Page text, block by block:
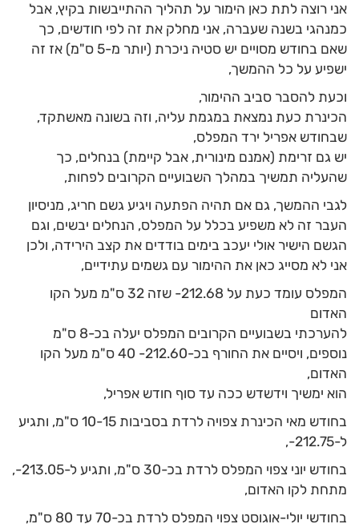
אני רוצה לתת כאן הימור על תהליך ההתייבשות בקיץ, אבל
כמנהגי בשנה שעברה, אני מחלק את זה לפי חודשים, כך
שאם בחודש מסויים יש סטיה ניכרת (יותר מ-5 ס"מ) אז זה
ישפיע על כל ההמשך,
וכעת להסבר סביב ההימור,
הכינרת כעת נמצאת במגמת עליה, וזה בשונה מאשתקד,
שבחודש אפריל ירד המפלס,
יש גם זרימת (אמנם מינורית, אבל קיימת) בנחלים, כך
שהעליה תמשיך במהלך השבועיים הקרובים לפחות,
לגבי ההמשך, גם אם תהיה הפתעה ויגיע גשם חריג, מניסיון
העבר זה לא משפיע בכלל על המפלס, הנחלים יבשים, וגם
הגשם הישיר אולי יעכב בימים בודדים את קצב הירידה, ולכן
אני לא מסייג כאן את ההימור עם גשמים עתידיים,
המפלס עומד כעת על 212.68- שזה 32 ס"מ מעל הקו
האדום
להערכתי בשבועיים הקרובים המפלס יעלה בכ-8 ס"מ
נוספים, ויסיים את החורף בכ-212.60- 40 ס"מ מעל הקו
האדום,
הוא ימשיך וידשדש ככה עד סוף חודש אפריל,
בחודש מאי הכינרת צפויה לרדת בסביבות 10-15 ס"מ, ותגיע
ל-212.75-,
בחודש יוני צפוי המפלס לרדת בכ-30 ס"מ, ותגיע ל-213.05-,
מתחת לקו האדום,
בחודשי יולי-אוגוסט צפוי המפלס לרדת בכ-70 עד 80 ס"מ,